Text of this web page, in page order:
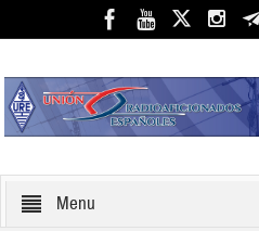
Menu